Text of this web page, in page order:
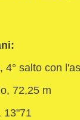
4° salto con
72,25 m
13"71